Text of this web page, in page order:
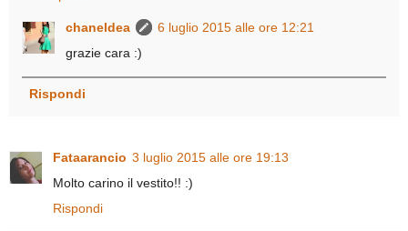
chaneldea
6 luglio 2015 alle ore 12:21
grazie cara :)
Rispondi
Fataarancio 3 luglio 2015 alle ore 19:13
Molto carino il vestito!! :)
Rispondi